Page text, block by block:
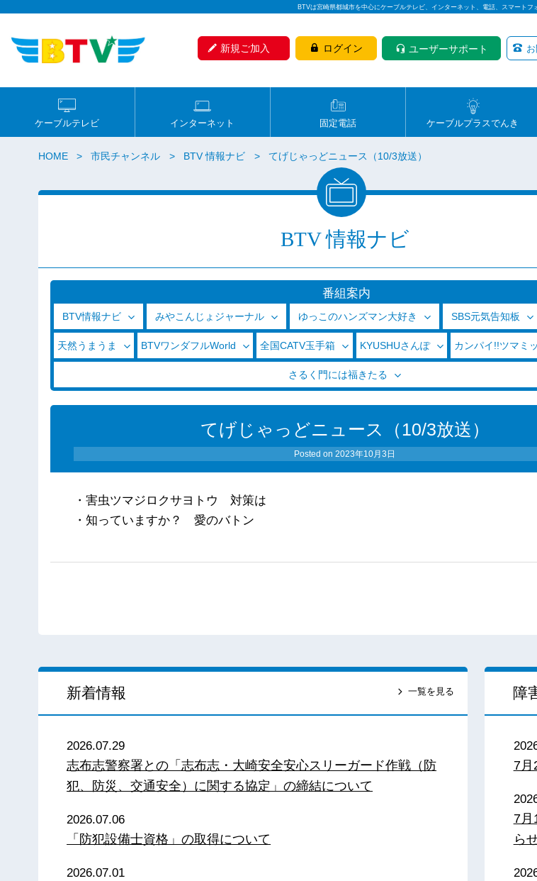
BTVは宮崎県都城市を中心にケーブルテレビ、インターネット、電話、スマートフ
新規ご加入 ログイン ユーザーサポート
ケーブルテレビ インターネット 固定電話 ケーブルプラスでんき
HOME 市民チャンネル BTV 情報ナビ てげじゃっどニュース（10/3放送）
BTV 情報ナビ
番組案内
BTV情報ナビ みやこんじょジャーナル ゆっこのハンズマン大好き SBS元気告知板
天然うまうま BTVワンダフルWorld 全国CATV玉手箱 KYUSHUさんぽ カンパイ!!ツマミ
さるく門には福きたる
てげじゃっどニュース（10/3放送）
Posted on2023年10月3日
・害虫ツマジロクサヨトウ 対策は
・知っていますか？ 愛のバトン
新着情報 一覧を見る
2026.07.29
志布志警察署との「志布志・大崎安全安心スリーガード作戦（防
犯、防災、交通安全）に関する協定」の締結について
2026.07.06
「防犯設備士資格」の取得について
2026.07.01
障
7月
7月
ら